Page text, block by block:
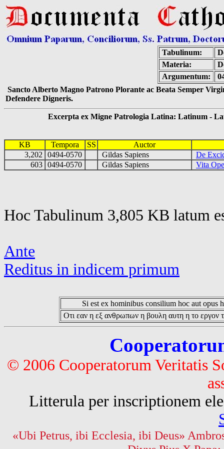
Tabulinum:
Materia:
Argumentum:
Sancto Alberto Magno Patrono Plorante ac Beata Semper
Defendere Digneris.
Excerpta ex Migne Patrologia Latina: Latinum -
KB Tempora SS
Auctor
3,202
0494-0570 Gildas Sapiens
De
603 0494-0570 Gildas Sapiens Vita
Hoc Tabulinum 3,805 KB latum
Ante
Reditus in indicem primum
Si est ex hominibus consilium hoc aut opus
Οτι εαν η εξ ανθρωπων η βουλη αυτη η το εργον
© 2006 Cooperatorum Veritatis
Litterula per inscriptionem
«Ubi Petrus, ibi Ecclesia, ibi Deus»